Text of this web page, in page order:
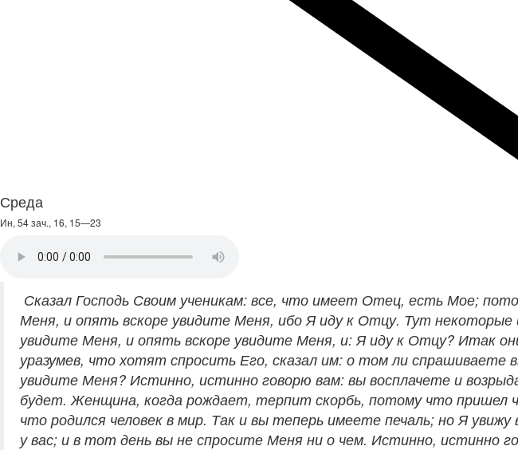
Среда
Ин, 54 зач., 16, 15—23
Сказал Господь Своим ученикам: все, что имеет Отец, есть Мое;
Меня, и опять вскоре увидите Меня, ибо Я иду к Отцу. Тут некоторые
увидите Меня, и опять вскоре увидите Меня, и: Я иду к Отцу? Итак
уразумев, что хотят спросить Его, сказал им: о том ли спрашиваете
увидите Меня? Истинно, истинно говорю вам: вы восплачете и
будет. Женщина, когда рождает, терпит скорбь, потому что пришел
что родился человек в мир. Так и вы теперь имеете печаль; но Я
у вас; и в тот день вы не спросите Меня ни о чем. Истинно, истинно